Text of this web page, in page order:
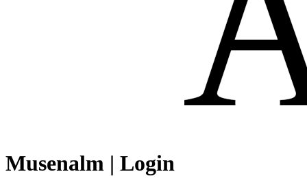
Musenalm | Login